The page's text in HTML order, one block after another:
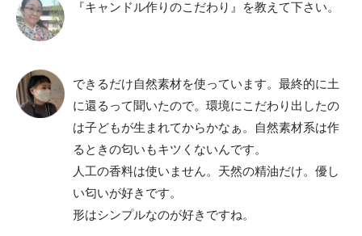
『キャンドル作りのこだわり』を教えて下さい。
できるだけ自然素材を使っています。最終的に土
に還るって聞いたので。環境にこだわり出したの
は子どもが生まれてからかなぁ。自然素材系は作
るときの匂いもキツくないんです。
人工の香料は使いません。天然の精油だけ。優し
い匂いが好きです。
形はシンプルなのが好きですね。